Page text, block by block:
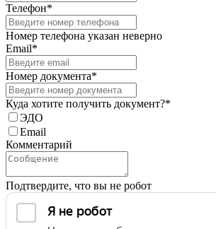
Телефон*
Номер телефона указан неверно
Email*
Номер документа*
Куда хотите получить документ?*
ЭДО
Email
Комментарий
Подтвердите, что вы не робот